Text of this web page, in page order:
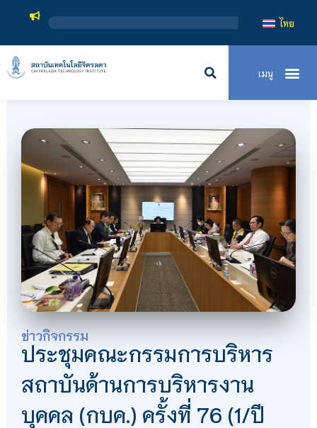
สถาบัน
ไทย
ข่าวกิจกรรม
ประชุมคณะกรรมการบริหาร
สถาบันด้านการบริหารงาน
บุคคล (กบค.) ครั้งที่ 76 (1/ปี